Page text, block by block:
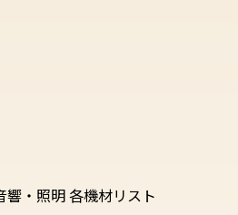
響・照明各機材リスト